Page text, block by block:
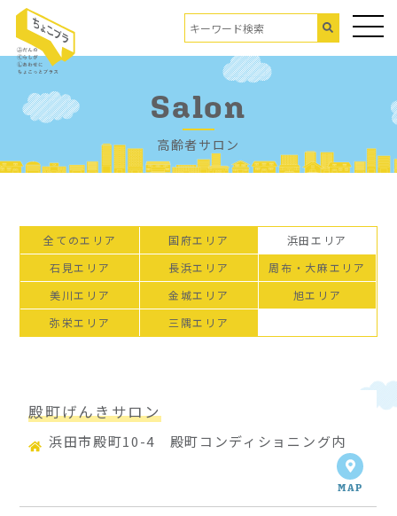
Salon
高齢者サロン
全てのエリア 国府エリア
浜田エリア
石見エリア
長浜エリア
周布・大麻エリア
美川エリア
金城エリア
旭エリア
弥栄エリア
三隅エリア
殿町げんきサロン
浜田市殿町10-4 殿町コンディショニング内
MAP